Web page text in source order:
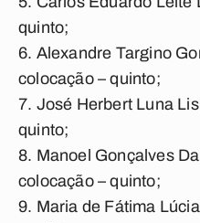
quinto;
Alexandre Targino
colocação – quinto;
José Herbert Luna
quinto;
Manoel Gonçalves
colocação – quinto;
Maria de Fátima